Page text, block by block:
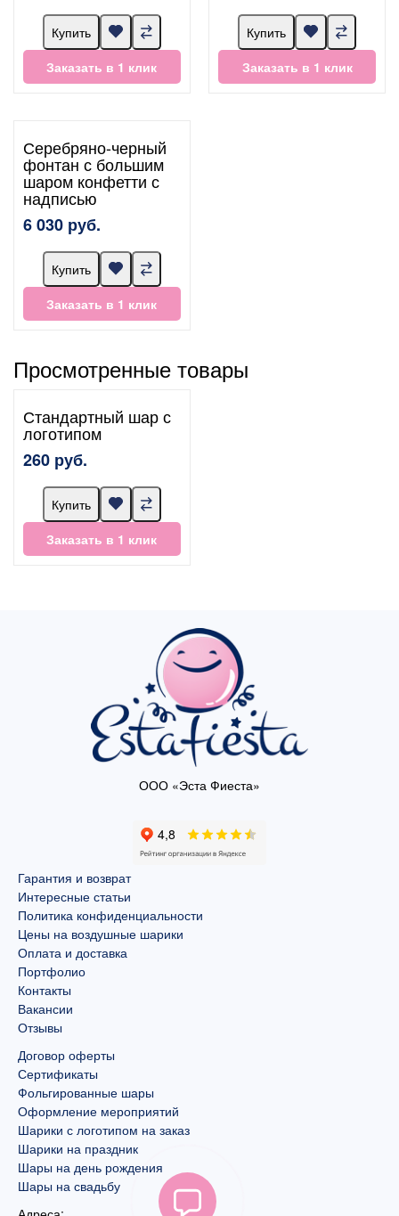
Купить
Заказать в 1 клик
Купить
Заказать в 1 клик
Серебряно-черный
фонтан с большим
шаром конфетти с
надписью
6 030 руб.
Купить
Заказать в 1 клик
Просмотренные товары
Стандартный шар с
логотипом
260 руб.
Купить
Заказать в 1 клик
ООО «Эста Фиеста»
Гарантия и возврат
Интересные статьи
Политика конфиденциальности
Цены на воздушные шарики
Оплата и доставка
Портфолио
Контакты
Вакансии
Отзывы
Договор оферты
Сертификаты
Фольгированные шары
Оформление мероприятий
Шарики с логотипом на заказ
Шарики на праздник
Шары на день рождения
Шары на свадьбу